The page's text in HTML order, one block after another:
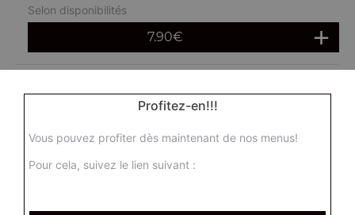
Selon disponibilités
7.90€
Profitez-en!!!
Vous pouvez profiter dès maintenant de nos menus!
Pour cela, suivez le lien suivant :